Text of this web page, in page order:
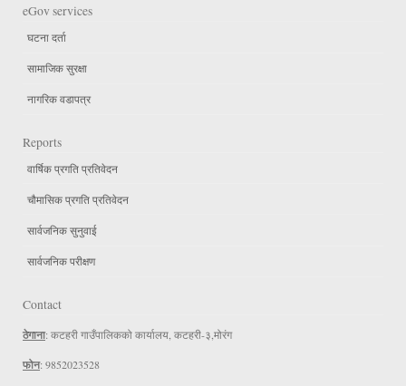
eGov services
घटना दर्ता
सामाजिक सुरक्षा
नागरिक वडापत्र
Reports
वार्षिक प्रगति प्रतिवेदन
चौमासिक प्रगति प्रतिवेदन
सार्वजनिक सुनुवाई
सार्वजनिक परीक्षण
Contact
ठेगाना: कटहरी गाउँपालिकको कार्यालय, कटहरी-३,मोरंग
फोन: 9852023528